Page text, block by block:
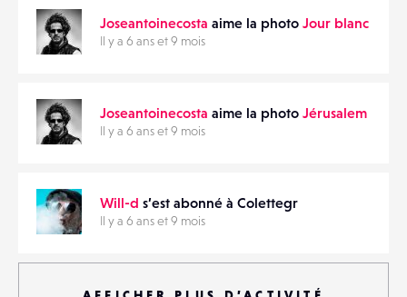
Joseantoinecosta aime la photo Jour blanc
Il y a 6 ans et 9 mois
Joseantoinecosta aime la photo Jérusalem
Il y a 6 ans et 9 mois
Will-d s’est abonné à Colettegr
Il y a 6 ans et 9 mois